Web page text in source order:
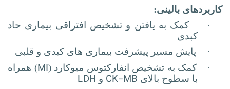
کاربردهای بالینی:
·
کمک به یافتن و تشخیص افتراقی بیماری حاد
کبدی
·
پایش مسیر پیشرفت بیماری های کبدی و قلبی
·
کمک به تشخیص انفارکتوس میوکارد (MI) همراه
با سطوح بالای CK-MB و LDH